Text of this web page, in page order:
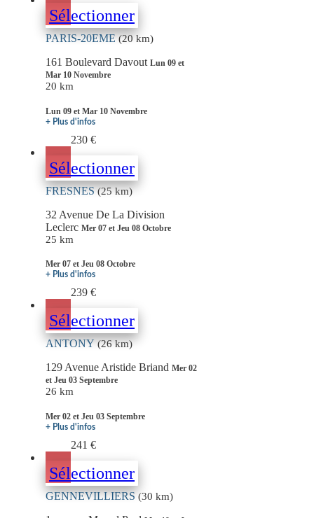
Sélectionner
PARIS-20EME(20 km)
161 Boulevard Davout Lun 09 et
Mar 10 Novembre
20 km
Lun 09 et Mar 10 Novembre
+ Plus d'infos
230 €
Sélectionner
FRESNES(25 km)
32 Avenue De La Division
Leclerc Mer 07 et Jeu 08 Octobre
25 km
Mer 07 et Jeu 08 Octobre
+ Plus d'infos
239 €
Sélectionner
ANTONY(26 km)
129 Avenue Aristide Briand Mer 02
et Jeu 03 Septembre
26 km
Mer 02 et Jeu 03 Septembre
+ Plus d'infos
241 €
Sélectionner
GENNEVILLIERS (30 km)